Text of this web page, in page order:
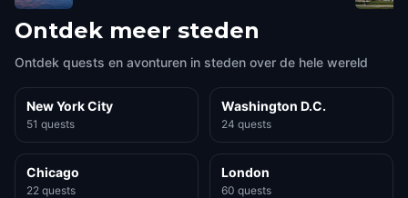
Ontdek meer steden
Ontdek quests en avonturen in steden over de hele wereld
New York City
51 quests
Washington D.C.
24 quests
Chicago
22 quests
London
60 quests